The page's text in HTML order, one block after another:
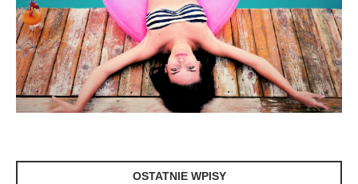
OSTATNIE WPISY